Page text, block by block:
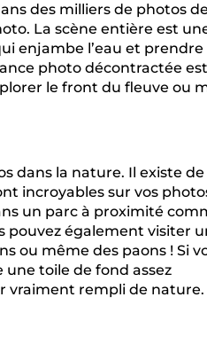
des milliers de photos
La scène entière est
enjambe l’eau et prendre
photo décontractée
le front du fleuve ou
dans la nature. Il existe de
incroyables sur vos
un parc à proximité
également visiter
ou même des paons ! Si
toile de fond assez
vraiment rempli de